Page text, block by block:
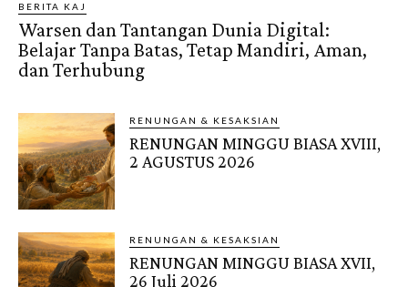
BERITA KAJ
Warsen dan Tantangan Dunia Digital:
Belajar Tanpa Batas, Tetap Mandiri, Aman,
dan Terhubung
RENUNGAN & KESAKSIAN
RENUNGAN MINGGU BIASA XVIII,
2 AGUSTUS 2026
RENUNGAN & KESAKSIAN
RENUNGAN MINGGU BIASA XVII,
26 Juli 2026